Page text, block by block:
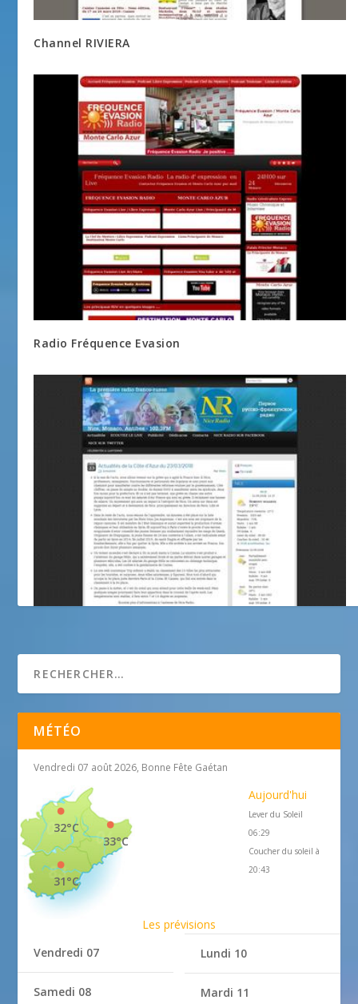
Channel RIVIERA
Radio Fréquence Evasion
MÉTÉO
Vendredi 07 août 2026, Bonne Fête Gaétan
33°C
32°C
31°C
Aujourd'hui
Lever du Soleil
06:29
Coucher du soleil à
20:43
Les prévisions
Vendredi 07
Samedi 08
Lundi 10
Mardi 11